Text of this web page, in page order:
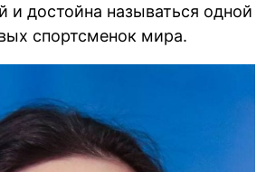
и достойна называться одной
спортсменок мира.